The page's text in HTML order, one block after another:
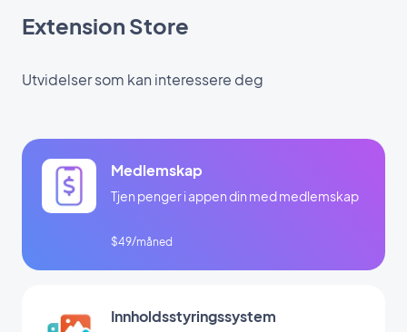
Extension Store
Utvidelser som kan interessere deg
Medlemskap
Tjen penger i appen din med medlemskap
$49/måned
Innholdsstyringssystem